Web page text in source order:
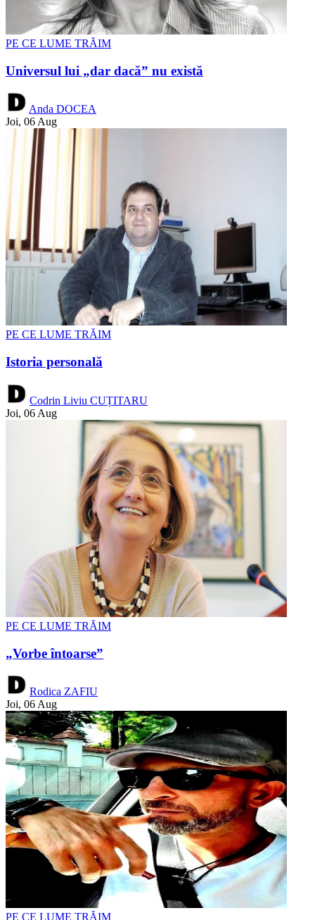
PE CE LUME TRĂIM
Universul lui „dar dacă” nu există
Anda DOCEA
Joi, 06 Aug
PE CE LUME TRĂIM
Istoria personală
Codrin Liviu CUȚITARU
Joi, 06 Aug
PE CE LUME TRĂIM
„Vorbe întoarse”
Rodica ZAFIU
Joi, 06 Aug
PE CE LUME TRĂIM